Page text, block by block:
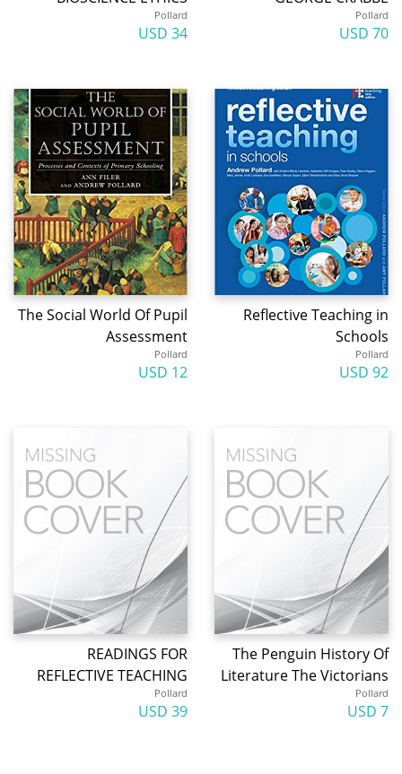
Pollard
70 USD
Pollard
34 USD
Reflective Teaching in
Schools
Pollard
92 USD
The Social World Of Pupil
Assessment
Pollard
12 USD
The Penguin History Of
Literature The Victorians
Pollard
7 USD
READINGS FOR
REFLECTIVE TEACHING
Pollard
39 USD